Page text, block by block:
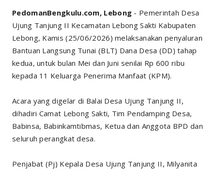
PedomanBengkulu.com, Lebong - Pemerintah Desa
Ujung Tanjung II Kecamatan Lebong Sakti Kabupaten
Lebong, Kamis (25/06/2026) melaksanakan penyaluran
Bantuan Langsung Tunai (BLT) Dana Desa (DD) tahap
kedua, untuk bulan Mei dan Juni senilai Rp 600 ribu
kepada 11 Keluarga Penerima Manfaat (KPM).
Acara yang digelar di Balai Desa Ujung Tanjung II,
dihadiri Camat Lebong Sakti, Tim Pendamping Desa,
Babinsa, Babinkamtibmas, Ketua dan Anggota BPD dan
seluruh perangkat desa.
Penjabat (Pj) Kepala Desa Ujung Tanjung II, Milyanita